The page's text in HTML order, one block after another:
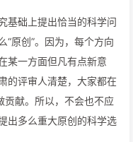
基础上提出恰当的科学问
“原创”。因为，每个方向
某一方面但凡有点新意
的评审人清楚，大家都在
贡献。所以，不会也不应
出多么重大原创的科学选